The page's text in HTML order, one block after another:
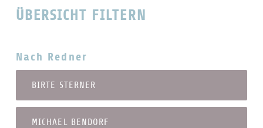
ÜBERSICHT FILTERN
Nach Redner
BIRTE STERNER
MICHAEL BENDORF